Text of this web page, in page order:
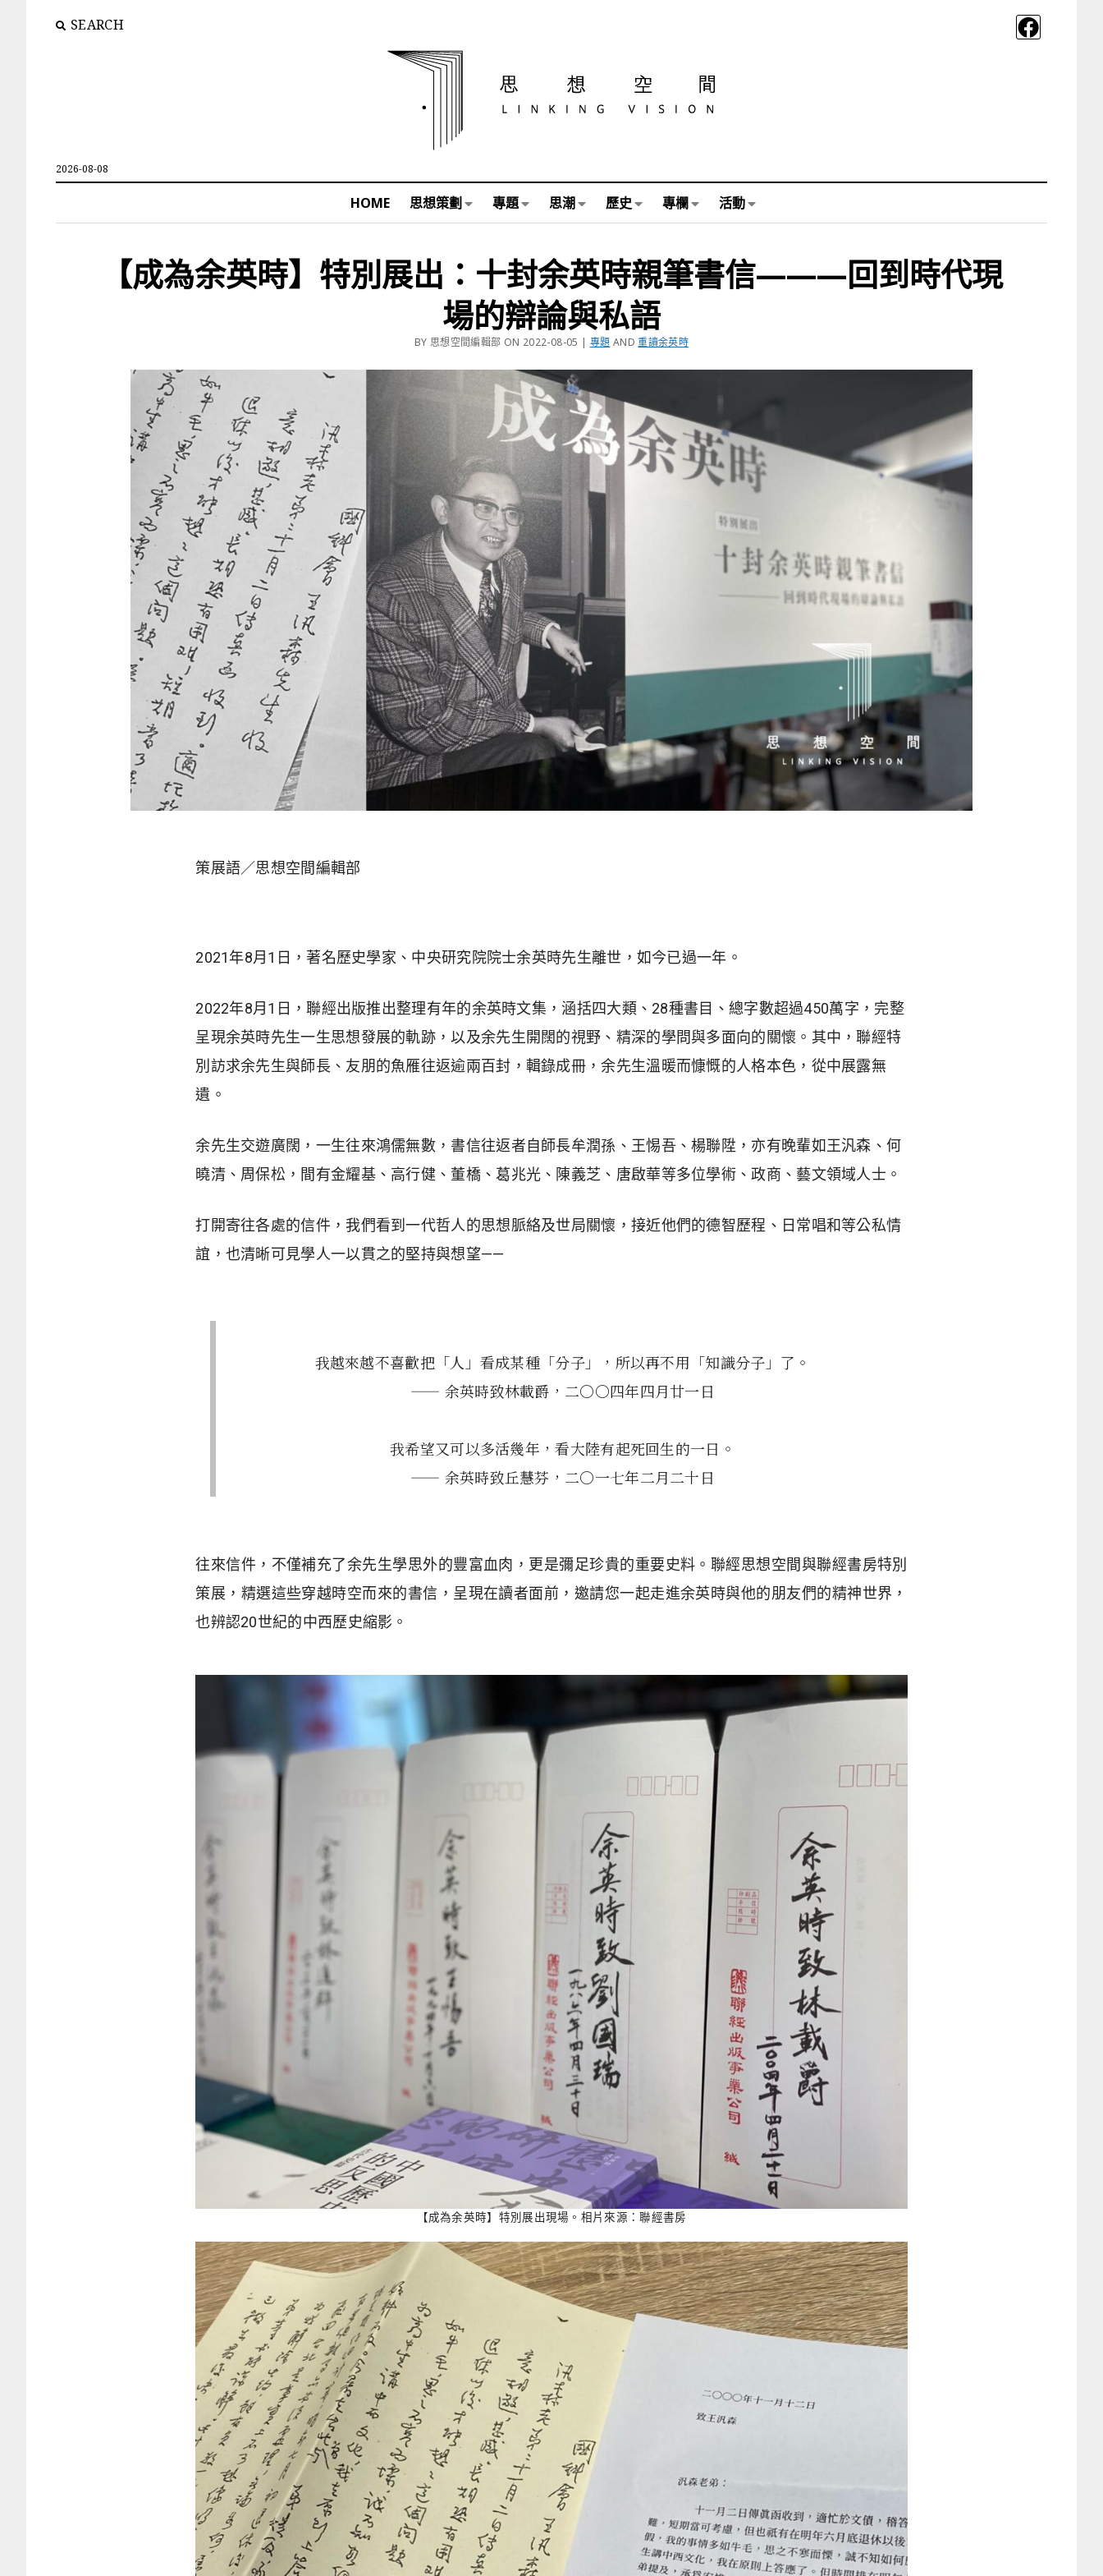
SEARCH
2026-08-08
HOME 思想策劃 專題 思潮 歷史 專欄 活動
【成為余英時】特別展出：十封余英時親筆書信———回到時代現
場的辯論與私語
BY 思想空間編輯部 ON 2022-08-05 | 專題 AND重讀余英時
策展語／思想空間編輯部
2021年8月1日，著名歷史學家、中央研究院院士余英時先生離世，如今已過一年。
2022年8月1日，聯經出版推出整理有年的余英時文集，涵括四大類、28種書目、總字數超過450萬字，完整
呈現余英時先生一生思想發展的軌跡，以及余先生開闊的視野、精深的學問與多面向的關懷。其中，聯經特
別訪求余先生與師長、友朋的魚雁往返逾兩百封，輯錄成冊，余先生溫暖而慷慨的人格本色，從中展露無
遺。
余先生交遊廣闊，一生往來鴻儒無數，書信往返者自師長牟潤孫、王惕吾、楊聯陞，亦有晚輩如王汎森、何
曉清、周保松，間有金耀基、高行健、董橋、葛兆光、陳義芝、唐啟華等多位學術、政商、藝文領域人士。
打開寄往各處的信件，我們看到一代哲人的思想脈絡及世局關懷，接近他們的德智歷程、日常唱和等公私情
誼，也清晰可見學人一以貫之的堅持與想望——
我越來越不喜歡把「人」看成某種「分子」，所以再不用「知識分子」了。
—— 余英時致林載爵，二〇〇四年四月廿一日
我希望又可以多活幾年，看大陸有起死回生的一日。
—— 余英時致丘慧芬，二〇一七年二月二十日
往來信件，不僅補充了余先生學思外的豐富血肉，更是彌足珍貴的重要史料。聯經思想空間與聯經書房特別
策展，精選這些穿越時空而來的書信，呈現在讀者面前，邀請您一起走進余英時與他的朋友們的精神世界，
也辨認20世紀的中西歷史縮影。
【成為余英時】特別展出現場。相片來源：聯經書房